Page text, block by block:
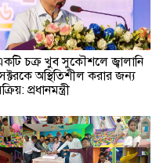
চক্র খুব সুকৌশলে জ্বালানি
অস্থিতিশীল করার জন্য
প্রধানমন্ত্রী